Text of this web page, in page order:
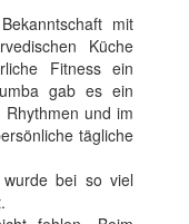
mit
Küche
Fitness ein
gab es ein
Rhythmen und im
tägliche
wurde bei so viel